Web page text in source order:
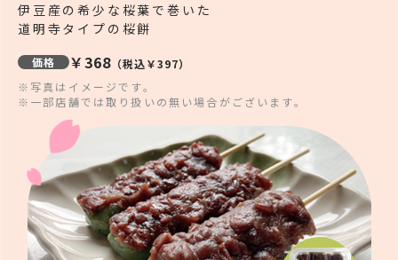
伊豆産の希少な桜葉で巻いた
道明寺タイプの桜餅
価格 ￥368（税込￥397）
※写真はイメージです。
※一部店舗では取り扱いの無い場合がございます。